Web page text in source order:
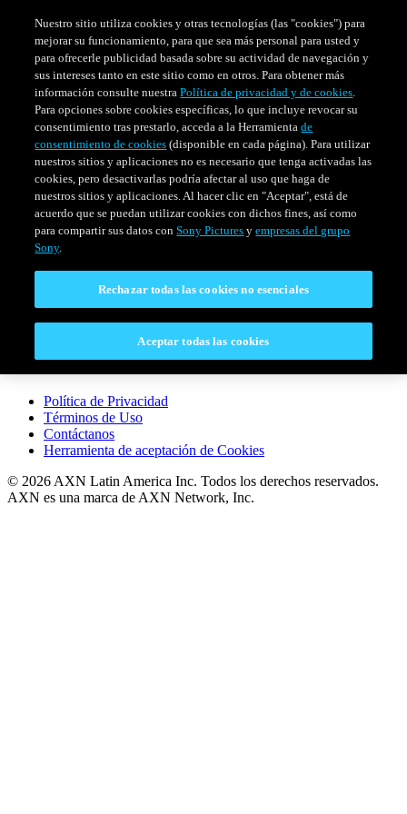
HORARIO EVENTOS ESPECIALES
Venezuela
LEGAL
Política de Privacidad
Términos de Uso
Contáctanos
Herramienta de aceptación de Cookies
© 2026 AXN Latin America Inc. Todos los derechos reservados.
AXN es una marca de AXN Network, Inc.
Nuestro sitio utiliza cookies y otras tecnologías (las "cookies") para
mejorar su funcionamiento, para que sea más personal para usted y
para ofrecerle publicidad basada sobre su actividad de navegación y
sus intereses tanto en este sitio como en otros. Para obtener más
información consulte nuestraPolítica de privacidad y de cookies.
Para opciones sobre cookies específicas, lo que incluye revocar su
consentimiento tras prestarlo, acceda a la Herramientade
consentimiento de cookies (disponible en cada página). Para utilizar
nuestros sitios y aplicaciones no es necesario que tenga activadas las
cookies, pero desactivarlas podría afectar al uso que haga de
nuestros sitios y aplicaciones. Al hacer clic en "Aceptar", está de
acuerdo que se puedan utilizar cookies con dichos fines, así como
para compartir sus datos conSony Pictures yempresas del grupo
Sony.
Rechazar todas las cookies no esenciales
Aceptar todas las cookies